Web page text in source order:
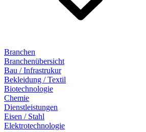
Branchen
Branchenübersicht
Bau / Infrastrukur
Bekleidung / Textil
Biotechnologie
Chemie
Dienstleistungen
Eisen / Stahl
Elektrotechnologie